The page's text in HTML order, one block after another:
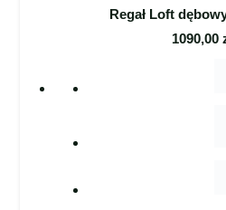
Regał Loft
1090,00